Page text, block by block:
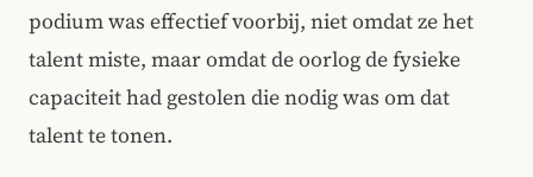
podium was effectief voorbij, niet omdat ze het
talent miste, maar omdat de oorlog de fysieke
capaciteit had gestolen die nodig was om dat
talent te tonen.